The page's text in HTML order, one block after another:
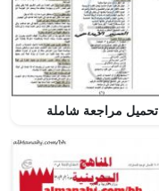
تحميل مراجعة شاملة